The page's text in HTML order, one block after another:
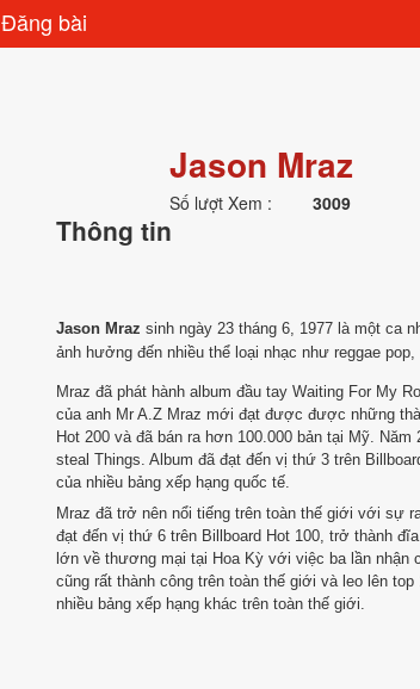
Đăng bài
Jason Mraz
Số lượt Xem :
3009
Thông tin
Jason Mraz sinh ngày 23 tháng 6, 1977 là một ca
ảnh hưởng đến nhiều thể loại nhạc như reggae
Mraz đã phát hành album đầu tay Waiting For My
của anh Mr A.Z Mraz mới đạt được được những
Hot 200 và đã bán ra hơn 100.000 bản tại Mỹ.
steal Things. Album đã đạt đến vị thứ 3 trên
của nhiều bảng xếp hạng quốc tế.
Mraz đã trở nên nổi tiếng trên toàn thế giới với sự
đạt đến vị thứ 6 trên Billboard Hot 100, trở thành
lớn về thương mại tại Hoa Kỳ với việc ba lần nhận
cũng rất thành công trên toàn thế giới và leo lên
nhiều bảng xếp hạng khác trên toàn thế giới.